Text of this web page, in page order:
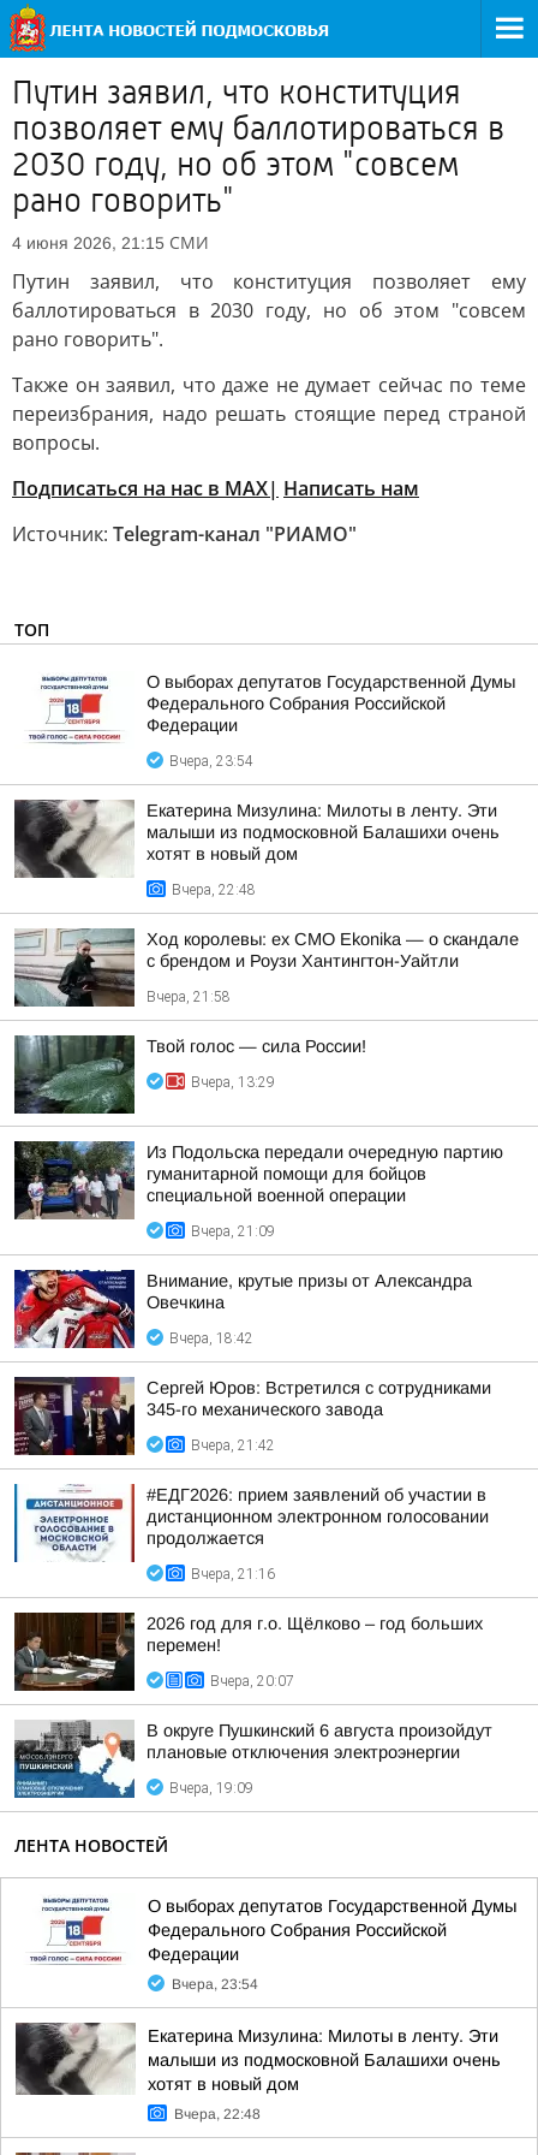
Путин заявил, что конституция
позволяет ему баллотироваться в
2030 году, но об этом "совсем
рано говорить"
4 июня 2026, 21:15 СМИ
Путин заявил, что конституция позволяет ему
баллотироваться в 2030 году, но об этом "совсем
рано говорить".
Также он заявил, что даже не думает сейчас по теме
переизбрания, надо решать стоящие перед страной
вопросы.
Подписаться на нас в MAX| Написать нам
Источник: Telegram-канал "РИАМО"
ТОП
О выборах депутатов Государственной Думы
Федерального Собрания Российской
Федерации
Вчера, 23:54
Екатерина Мизулина: Милоты в ленту. Эти
малыши из подмосковной Балашихи очень
хотят в новый дом
Вчера, 22:48
Ход королевы: ex CMO Ekonika — о скандале
с брендом и Роузи Хантингтон-Уайтли
Вчера, 21:58
Твой голос — сила России!
Вчера, 13:29
Из Подольска передали очередную партию
гуманитарной помощи для бойцов
специальной военной операции
Вчера, 21:09
Внимание, крутые призы от Александра
Овечкина
Вчера, 18:42
Сергей Юров: Встретился с сотрудниками
345-го механического завода
Вчера, 21:42
#ЕДГ2026: прием заявлений об участии в
дистанционном электронном голосовании
продолжается
Вчера, 21:16
2026 год для г.о. Щёлково – год больших
перемен!
Вчера, 20:07
В округе Пушкинский 6 августа произойдут
плановые отключения электроэнергии
Вчера, 19:09
ЛЕНТА НОВОСТЕЙ
О выборах депутатов Государственной Думы
Федерального Собрания Российской
Федерации
Вчера, 23:54
Екатерина Мизулина: Милоты в ленту. Эти
малыши из подмосковной Балашихи очень
хотят в новый дом
Вчера, 22:48